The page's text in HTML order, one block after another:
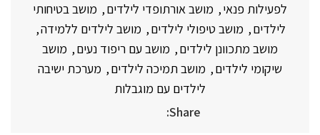
לפעילות פנאי, מושב אורתופדי לילדים, מושב בטיחותי
לילדים, מושב טיפולי לילדים, מושב לילדים ללמידה,
מושב מתכוונן לילדים, מושב עם ריפוד נעים, מושב
שיקומי לילדים, מושב תמיכה לילדים, מערכת ישיבה
לילדים עם מוגבלות
Share: